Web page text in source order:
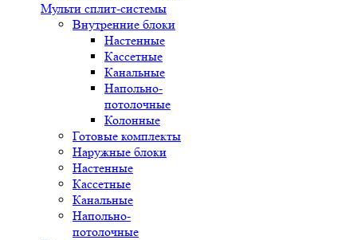
Мульти сплит-системы
Внутренние блоки
Настенные
Кассетные
Канальные
Напольно-
потолочные
Колонные
Готовые комплекты
Наружные блоки
Настенные
Кассетные
Канальные
Напольно-
потолочные